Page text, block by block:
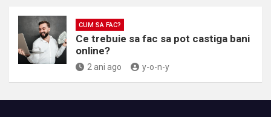
CUM SA FAC?
Ce trebuie sa fac sa pot castiga bani
online?
2 ani ago y-o-n-y